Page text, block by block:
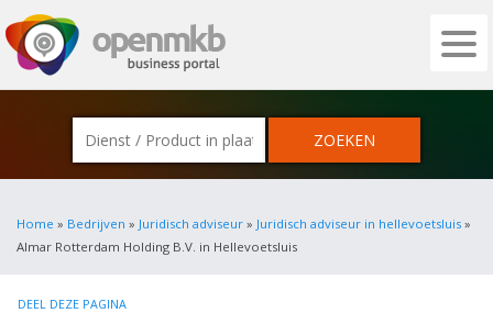
OPENMKB - DE ZAKELIJKE PORTAL
Home » Bedrijven » Juridisch adviseur » Juridisch adviseur in hellevoetsluis »
Almar Rotterdam Holding B.V. in Hellevoetsluis
DEEL DEZE PAGINA